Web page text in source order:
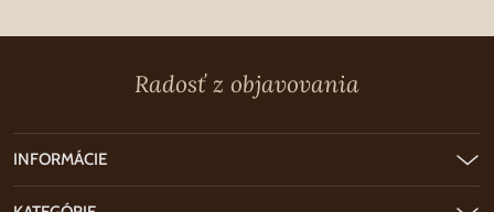
Radosť z objavovania
INFORMÁCIE